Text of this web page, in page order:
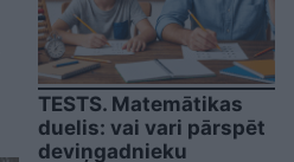
TESTS. Matemātikas
duelis: vai vari pārspēt
deviņgadnieku